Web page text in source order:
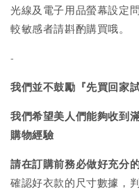
光線及電子用品螢幕設定
較敏感者請斟酌購買哦。
-
我們並不鼓勵『先買回家
我們希望美人們能夠收到
購物經驗
請在訂購前務必做好充分
確認好衣款的尺寸數據，